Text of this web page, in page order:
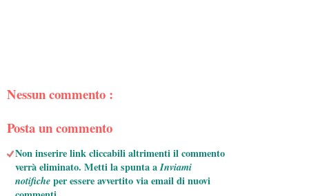
Nessun commento :
Posta un commento
Non inserire link cliccabili altrimenti il commento
verrà eliminato. Metti la spunta aInviami
notificheper essere avvertito via email di nuovi